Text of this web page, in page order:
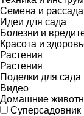
Семена и рассада
Идеи для сада
Болезни и
Красота и
Растения
Растения
Поделки для сада
Видео
Домашние
Суперсадовник